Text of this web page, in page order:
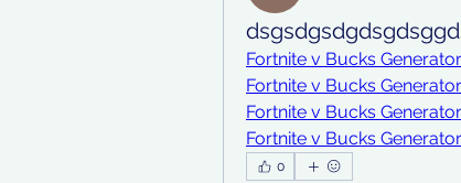
Fortnite v Bucks Generator
Fortnite v Bucks Generator
Fortnite v Bucks Generator
Fortnite v Bucks Generator
0